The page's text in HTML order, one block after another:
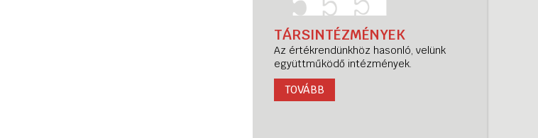
TÁRSINTÉZMÉNYEK
Az értékrendünkhöz hasonló, velünk
együttműködő intézmények.
TOVÁBB